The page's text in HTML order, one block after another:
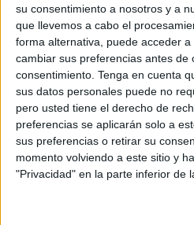
su consentimiento a nosotros y a
que llevemos a cabo el
forma alternativa, puede acceder
cambiar sus preferencias antes de
consentimiento. Tenga en cuenta
sus datos personales puede no
pero usted tiene el derecho de
preferencias se aplicarán solo a
sus preferencias o retirar su
momento volviendo a este sitio y
"Privacidad" en la parte inferior de